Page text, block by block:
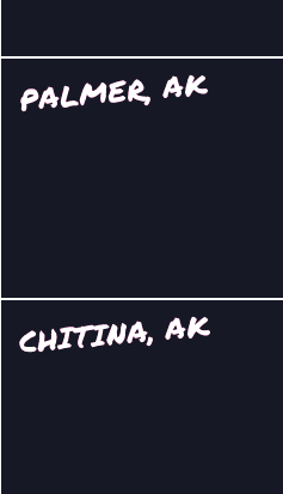
PALMER, AK
CHITINA, AK